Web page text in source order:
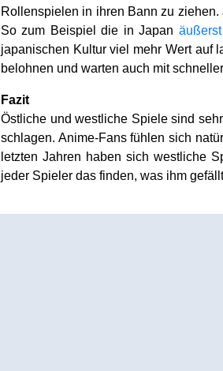
Rollenspielen in ihren Bann zu
So zum Beispiel die in Japan
japanischen Kultur viel mehr Wert auf
belohnen und warten auch mit
Fazit
Östliche und westliche Spiele sind
schlagen. Anime-Fans fühlen sich
letzten Jahren haben sich westliche
jeder Spieler das finden, was ihm